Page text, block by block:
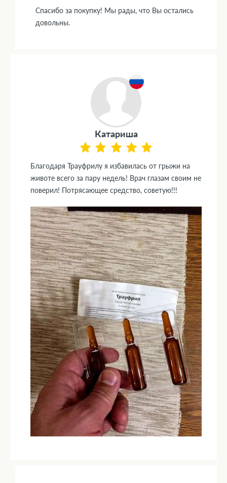
Спасибо за покупку! Мы рады, что Вы остались
довольны.
Катариша
Благодаря Трауфрилу я избавилась от грыжи на
животе всего за пару недель! Врач глазам своим не
поверил! Потрясающее средство, советую!!!